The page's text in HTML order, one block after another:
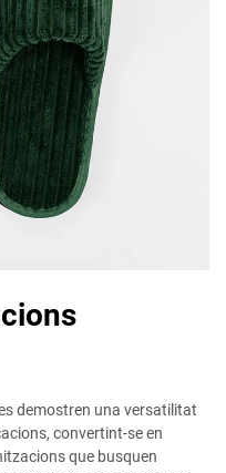
demostren una versatilitat
convertint-se en
que busquen